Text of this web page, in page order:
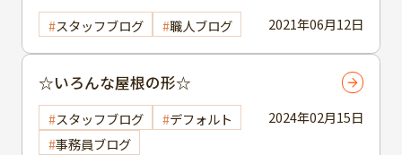
2021年06月12日
スタッフブログ 職人ブログ
2024年02月15日
☆いろんな屋根の形☆
スタッフブログ
デフォルト
事務員ブログ